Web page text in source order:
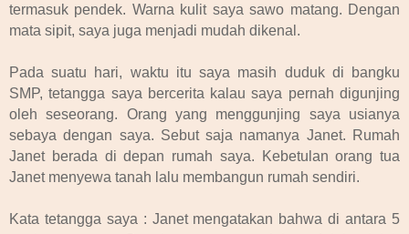
termasuk pendek. Warna kulit saya sawo matang. Dengan
mata sipit, saya juga menjadi mudah dikenal.
Pada suatu hari, waktu itu saya masih duduk di bangku
SMP, tetangga saya bercerita kalau saya pernah digunjing
oleh seseorang. Orang yang menggunjing saya usianya
sebaya dengan saya. Sebut saja namanya Janet. Rumah
Janet berada di depan rumah saya. Kebetulan orang tua
Janet menyewa tanah lalu membangun rumah sendiri.
Kata tetangga saya : Janet mengatakan bahwa di antara 5